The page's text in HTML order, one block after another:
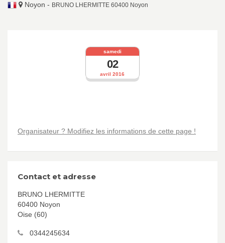
Noyon - BRUNO LHERMITTE 60400 Noyon
avril 2016
samedi
02
Organisateur ? Modifiez les informations de cette page !
Contact et adresse
BRUNO LHERMITTE
60400 Noyon
Oise (60)
0344245634